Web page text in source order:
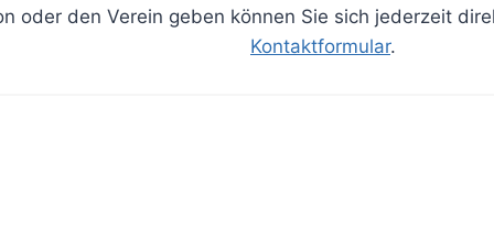
oder den Verein geben können Sie sich jederzeit
Kontaktformular.